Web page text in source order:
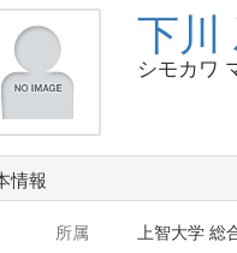
下川
シモカワ
情報
所属
上智大学